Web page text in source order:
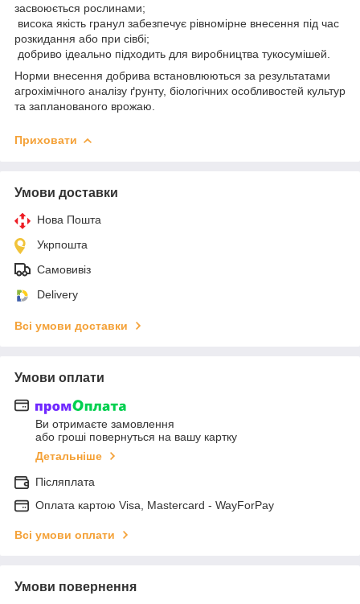
засвоюється рослинами;
висока якість гранул забезпечує рівномірне внесення під час
розкидання або при сівбі;
добриво ідеально підходить для виробництва тукосумішей.
Норми внесення добрива встановлюються за результатами
агрохімічного аналізу ґрунту, біологічних особливостей культур
та запланованого врожаю.
Приховати
Умови доставки
Нова Пошта
Укрпошта
Самовивіз
Delivery
Всі умови доставки
Умови оплати
Ви отримаєте замовлення
або гроші повернуться на вашу картку
Детальніше
Післяплата
Оплата картою Visa, Mastercard - WayForPay
Всі умови оплати
Умови повернення